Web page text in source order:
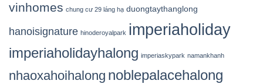
vinhomes chung cư 29 láng hạ duongtaythanglong
hanoisignature hinoderoyalpark imperiaholiday
imperiaholidayhalong imperiaskypark namankhanh
nhaoxahoihalong noblepalacehalong